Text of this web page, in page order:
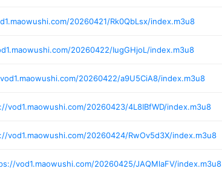
20260421/Rk0QbLsx/index.m3u8
20260422/IugGHjoL/index.m3u8
20260422/a9U5CiA8/index.m3u8
vod1.maowushi.com/20260423/4L8IBfWD/index.m3u8
vod1.maowushi.com/20260424/RwOv5d3X/index.m3u8
vod1.maowushi.com/20260425/JAQMlaFV/index.m3u8